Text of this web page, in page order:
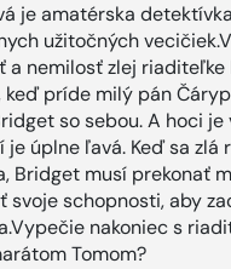
je amatérska
užitočných
a nemilosť zlej riaditeľke
keď príde milý pán
so sebou. A hoci je
je úplne ľavá. Keď sa zlá
Bridget musí prekonať
svoje schopnosti, aby
nakoniec s
Tomom?